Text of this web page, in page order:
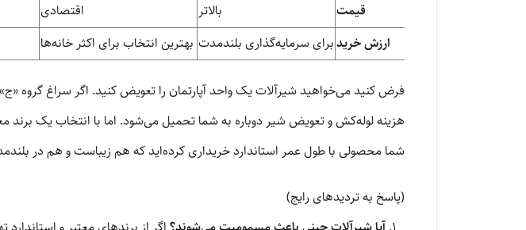
قیمت
بالاتر اقتصادی
ارزش خریدبرای سرمایه‌گذاری بلندمدت بهترین انتخاب برای اکثر خانه‌ها
هزینه لوله‌کش و تعویض شیر دوباره به شما تحمیل می‌شود. اما با انتخاب یک برند
شما محصولی با طول عمر استاندارد خریداری کرده‌اید که هم زیباست و هم در
(پاسخ به تردیدهای رایج)